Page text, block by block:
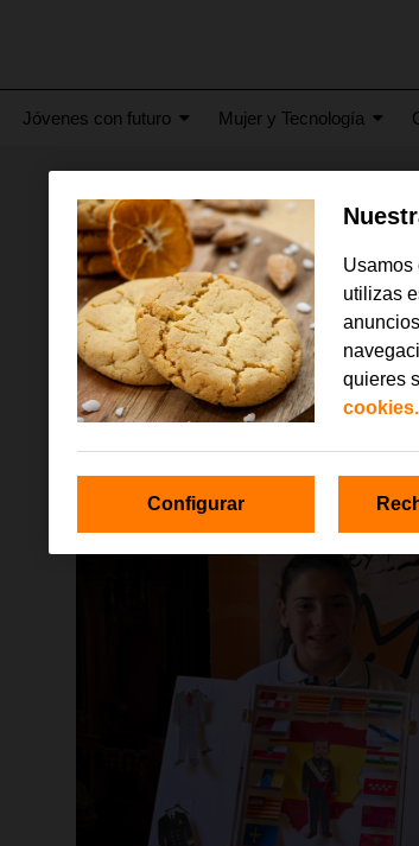
Jóvenes con futuro Mujer y Tecnología
junio 2026
Usamos
utilizas
quieres
cookies.
Configurar